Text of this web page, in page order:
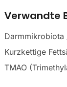
Verwandte
Kurzkettige
TMAO